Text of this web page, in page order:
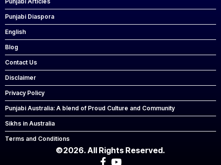
Punjabi Diaspora
English
Blog
Contact Us
Disclaimer
Privacy Policy
Punjabi Australia: A blend of Proud Culture and Community
Sikhs in Australia
Terms and Conditions
©2026. All Rights Reserved.